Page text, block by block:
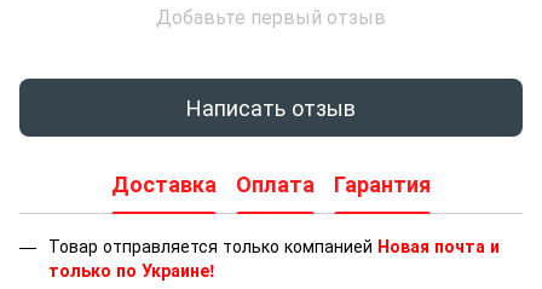
Добавьте первый отзыв
Написать отзыв
Доставка Оплата Гарантия
Товар отправляется только компанией Новая почта и
только по Украине!